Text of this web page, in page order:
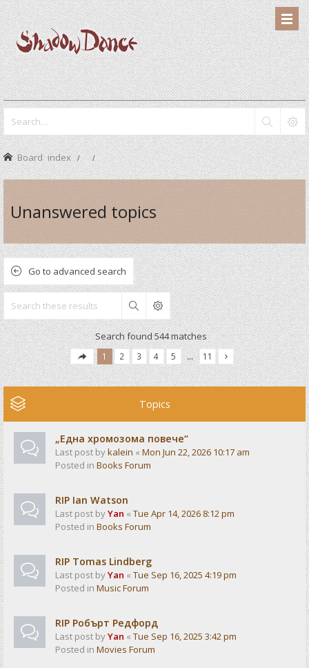
Board index
Unanswered topics
Go to advanced search
Search
Search found 544 matches
1 2 3 4 5 … 11
Topics
„Една хромозома повече“
Last post bykalein « Mon Jun 22, 2026 10:17 am
Posted in Books Forum
RIP Ian Watson
Last post byYan « Tue Apr 14, 2026 8:12 pm
Posted in Books Forum
RIP Tomas Lindberg
Last post byYan « Tue Sep 16, 2025 4:19 pm
Posted in Music Forum
RIP Робърт Редфорд
Last post byYan « Tue Sep 16, 2025 3:42 pm
Posted in Movies Forum